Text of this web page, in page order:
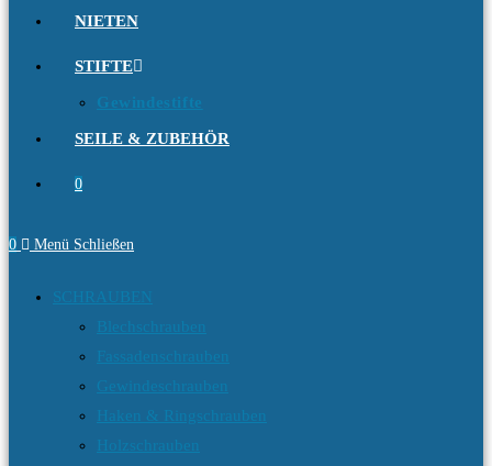
NIETEN
STIFTE
Gewindestifte
SEILE & ZUBEHÖR
0
0 Menü Schließen
SCHRAUBEN
Blechschrauben
Fassadenschrauben
Gewindeschrauben
Haken & Ringschrauben
Holzschrauben